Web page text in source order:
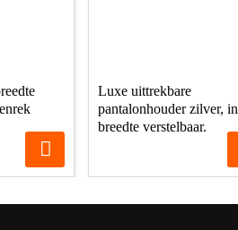
Luxe uittrekbare
pantalonhouder zilver, in
breedte verstelbaar.